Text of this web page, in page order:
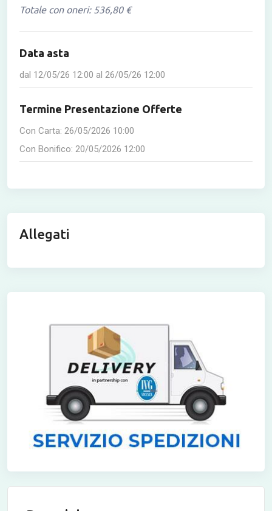
Totale con oneri: 536,80 €
Data asta
dal 12/05/26 12:00 al 26/05/26 12:00
Termine Presentazione Offerte
Con Carta: 26/05/2026 10:00
Con Bonifico: 20/05/2026 12:00
Allegati